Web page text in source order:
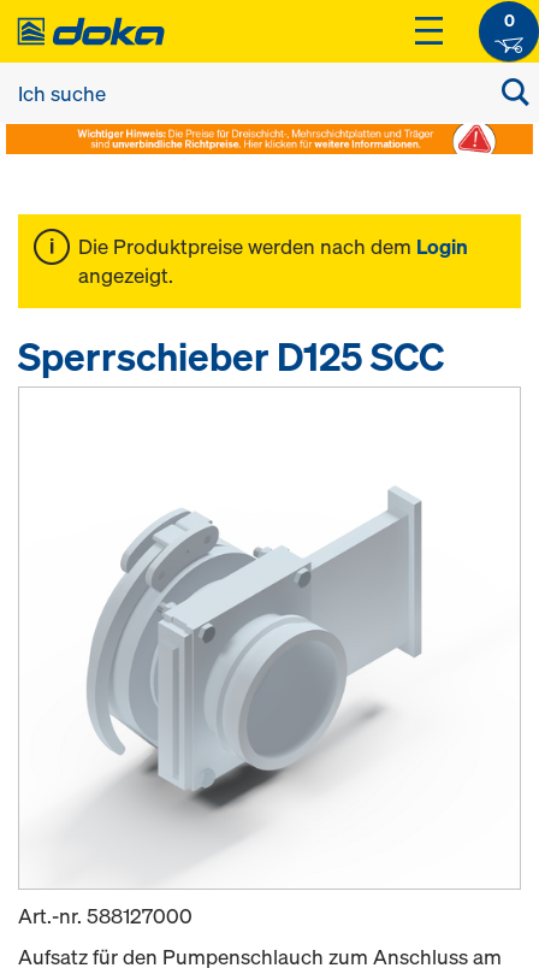
0
Die Produktpreise werden nach dem Login
angezeigt.
Sperrschieber D125 SCC
Art.-nr. 588127000
Aufsatz für den Pumpenschlauch zum Anschluss am